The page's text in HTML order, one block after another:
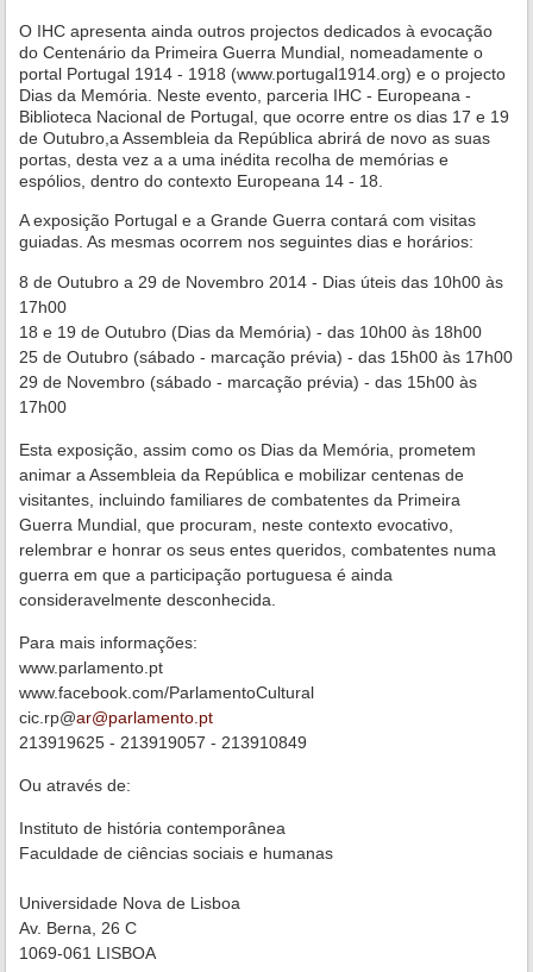
O IHC apresenta ainda outros projectos dedicados à evocação
do Centenário da Primeira Guerra Mundial, nomeadamente o
portal Portugal 1914 - 1918 (www.portugal1914.org) e o projecto
Dias da Memória. Neste evento, parceria IHC - Europeana -
Biblioteca Nacional de Portugal, que ocorre entre os dias 17 e 19
de Outubro, a Assembleia da República abrirá de novo as suas
portas, desta vez a a uma inédita recolha de memórias e
espólios, dentro do contexto Europeana 14 - 18.
A exposição Portugal e a Grande Guerra contará com visitas
guiadas. As mesmas ocorrem nos seguintes dias e horários:
8 de Outubro a 29 de Novembro 2014 - Dias úteis das 10h00 às
17h00
18 e 19 de Outubro (Dias da Memória) - das 10h00 às 18h00
25 de Outubro (sábado - marcação prévia) - das 15h00 às 17h00
29 de Novembro (sábado - marcação prévia) - das 15h00 às
17h00
Esta exposição, assim como os Dias da Memória, prometem
animar a Assembleia da República e mobilizar centenas de
visitantes, incluindo familiares de combatentes da Primeira
Guerra Mundial, que procuram, neste contexto evocativo,
relembrar e honrar os seus entes queridos, combatentes numa
guerra em que a participação portuguesa é ainda
consideravelmente desconhecida.
Para mais informações:
www.parlamento.pt
www.facebook.com/ParlamentoCultural
cic.rp@ar@parlamento.pt
213919625 - 213919057 - 213910849
Ou através de:
Instituto de história contemporânea
Faculdade de ciências sociais e humanas
Universidade Nova de Lisboa
Av. Berna, 26 C
1069-061 LISBOA